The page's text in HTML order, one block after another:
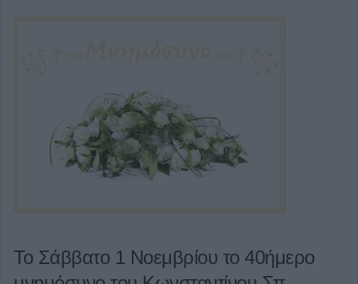
Το Σάββατο 1 Νοεμβρίου το 40ήμερο